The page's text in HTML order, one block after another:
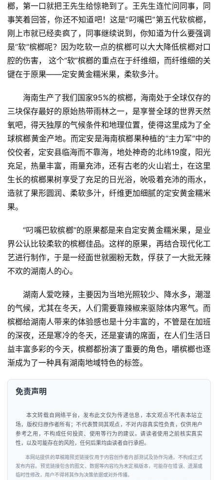
榔，第一口就把王先生给惊艳到了。王先生连忙问同事，同
事笑着回答，你还不知道吧！这是“叼嘴巴”第五代软槟榔，
刚上市就已经卖疯了，同事继续说到，你知道为什么要强调
是“软”槟榔呢？因为吃软一点的槟榔可以大大降低槟榔对口
腔的伤害， 这个“软”槟榔的重点在于纤维细，而纤维细的关
键在于原果——定安黄金糯米果，柔软多汁。
海南生产了我们国家95%的槟榔，海南处于全球仅存的
三块保存最好的原始热带雨林之一，是享誉全球的世界天然
氧吧，得天独厚的气候条件和地理位置，使得这里成为了全
球槟榔黄金产地。而定安是海南槟榔果种植的“主力军”中的
佼佼者，定安县临海而不靠海，地处神奇的北纬19度，阳光
充足，热量丰富，雨量充沛，还有古老的火山岩土，在这里
生长的槟榔果树享受了充足的日光浴，吮吸着充沛的雨水，
造就了果形圆润、柔软多汁，纤维更加细腻的定安黄金糯米
果。
“叼嘴巴软槟榔”的原果都是来自定安黄金糯米果，是业
界公认比较柔软的槟榔佳品。这样的原果，再结合现代化工
艺进行制作，于是一经面世就圈粉无数，俘获了一大批无辣
不欢的湖南人的心。
湖南人爱吃辣，主要因为当地光照较少、降水多，潮湿
的气候，尤其在冬天，人们需要靠辣椒来驱除体内寒气。而
槟榔给湖南人带来的体验感也是十分丰富的，不管是在加班
的深夜，还是寒冷的冬天，还是宴请的席面，在人们生活日
益丰富多彩的今天，槟榔都扮演了重要的角色，嚼槟榔也逐
渐成为了一种具有湖南地域特色的标签。
免责声明
本文转载自网络平台，发布此文仅为传递信息，本文观点不代表本站立
场，版权归原作者所有；不代表赞同其观点，不对内容真实性负责，仅供用户
参考之用，不构成任何投资、使用等行为的建议。请读者使用之前核实真实
性，以及可能存在的风险，任何后果均由读者自行承担。
本网站提供的草稿箱预览链接仅用于内容创作者内部测试及协作沟通，不构成正式
发布内容。预览链接包含的图文、数据等内容均为未定稿版本，可能存在错误、遗漏或
临时性修改，用户不得将其作为决策依据或对外传播。